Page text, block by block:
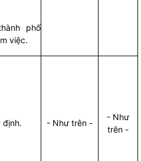
phố
việc.
định. - Như trên -
- Như
trên -